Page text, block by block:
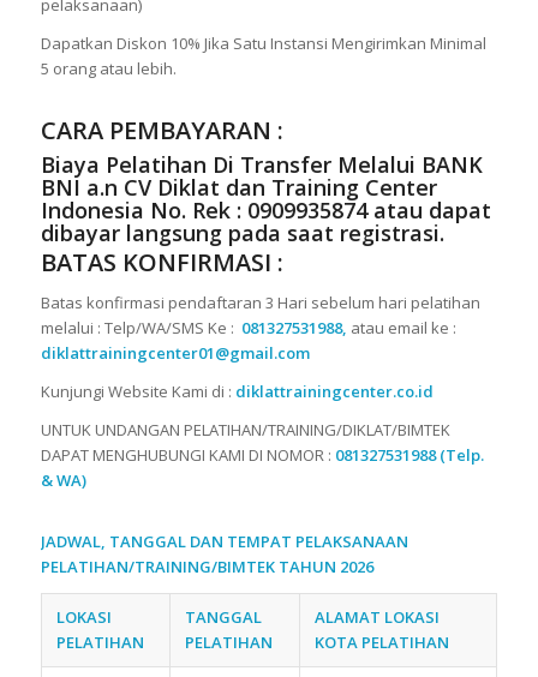
pelaksanaan)
Dapatkan Diskon 10% Jika Satu Instansi Mengirimkan Minimal
5 orang atau lebih.
CARA PEMBAYARAN :
Biaya Pelatihan Di Transfer Melalui BANK
BNI a.n CV Diklat dan Training Center
Indonesia No. Rek : 0909935874atau dapat
dibayar langsung pada saat registrasi.
BATAS KONFIRMASI :
Batas konfirmasi pendaftaran 3 Hari sebelum hari pelatihan
melalui : Telp/WA/SMS Ke : 081327531988, atau email ke :
diklattrainingcenter01@gmail.com
Kunjungi Website Kami di : diklattrainingcenter.co.id
UNTUK UNDANGAN PELATIHAN/TRAINING/DIKLAT/BIMTEK
DAPAT MENGHUBUNGI KAMI DI NOMOR : 081327531988 (Telp.
& WA)
JADWAL, TANGGAL DAN TEMPAT PELAKSANAAN
PELATIHAN/TRAINING/BIMTEK TAHUN 2026
LOKASI
PELATIHAN
TANGGAL
PELATIHAN
ALAMAT LOKASI
KOTA PELATIHAN